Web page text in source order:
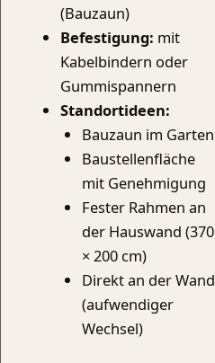
(Bauzaun)
Befestigung: mit
Kabelbindern oder
Gummispannern
Standortideen:
Bauzaun im Garten
Baustellenfläche
mit Genehmigung
Fester Rahmen an
der Hauswand (370
× 200 cm)
Direkt an der Wand
(aufwendiger
Wechsel)